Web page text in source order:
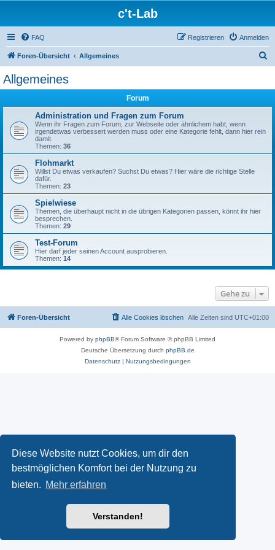
Diese Website nutzt Cookies, um dir den
bestmöglichen Komfort bei der Nutzung zu
bieten. Mehr erfahren
Verstanden!
c't-Lab
FAQ Anmelden
Registrieren
Foren-Übersicht Allgemeines
Allgemeines
Forum
Administration und Fragen zum Forum
Wenn ihr Fragen zum Forum, zur Webseite oder ähnlichem habt, wenn
irgendetwas verbessert werden muss oder eine Kategorie fehlt, dann hier rein
damit.
Themen: 36
Flohmarkt
Willst Du etwas verkaufen? Suchst Du etwas? Hier wäre die richtige Stelle
dafür.
Themen: 23
Spielwiese
Themen, die überhaupt nicht in die übrigen Kategorien passen, könnt ihr hier
besprechen.
Themen: 29
Test-Forum
Hier darf jeder seinen Account ausprobieren.
Themen: 14
Gehe zu
Foren-Übersicht Alle Zeiten sind UTC+01:00
Alle Cookies löschen
Powered by phpBB® Forum Software © phpBB Limited
Deutsche Übersetzung durch phpBB.de
Datenschutz| Nutzungsbedingungen